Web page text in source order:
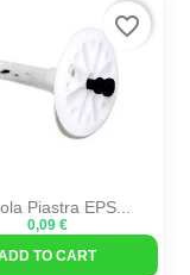
Piastra EPS...
0,09 €
TO CART
favorite_border